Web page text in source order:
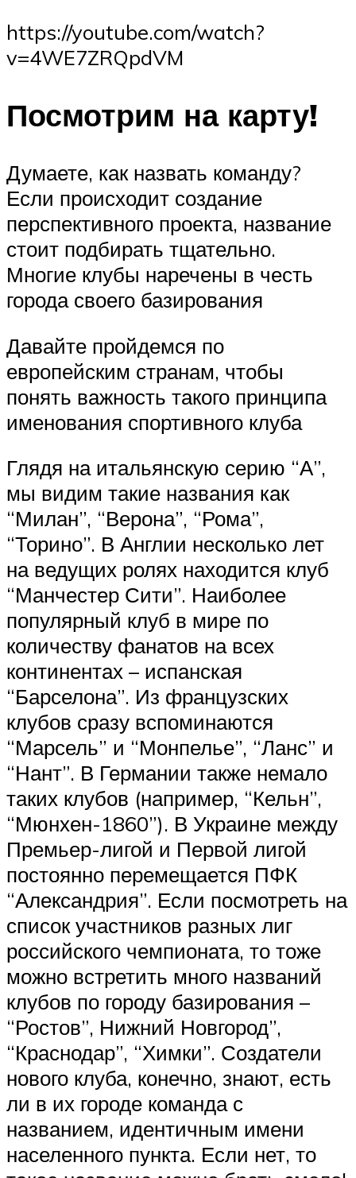
https://youtube.com/watch?
v=4WE7ZRQpdVM
Посмотрим на карту!
Думаете, как назвать команду?
Если происходит создание
перспективного проекта, название
стоит подбирать тщательно.
Многие клубы наречены в честь
города своего базирования
Давайте пройдемся по
европейским странам, чтобы
понять важность такого принципа
именования спортивного клуба
Глядя на итальянскую серию “А”,
мы видим такие названия как
“Милан”, “Верона”, “Рома”,
“Торино”. В Англии несколько лет
на ведущих ролях находится клуб
“Манчестер Сити”. Наиболее
популярный клуб в мире по
количеству фанатов на всех
континентах – испанская
“Барселона”. Из французских
клубов сразу вспоминаются
“Марсель” и “Монпелье”, “Ланс” и
“Нант”. В Германии также немало
таких клубов (например, “Кельн”,
“Мюнхен-1860”). В Украине между
Премьер-лигой и Первой лигой
постоянно перемещается ПФК
“Александрия”. Если посмотреть на
список участников разных лиг
российского чемпионата, то тоже
можно встретить много названий
клубов по городу базирования –
“Ростов”, Нижний Новгород”,
“Краснодар”, “Химки”. Создатели
нового клуба, конечно, знают, есть
ли в их городе команда с
названием, идентичным имени
населенного пункта. Если нет, то